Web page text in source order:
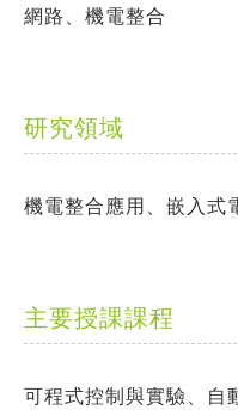
網路、機電整合
研究領域
機電整合應用、嵌入式
主要授課課程
可程式控制與實驗、自